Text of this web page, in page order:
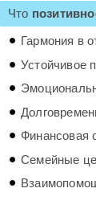
Что
Гармония в
Устойчивое
Финансовая
Семейные